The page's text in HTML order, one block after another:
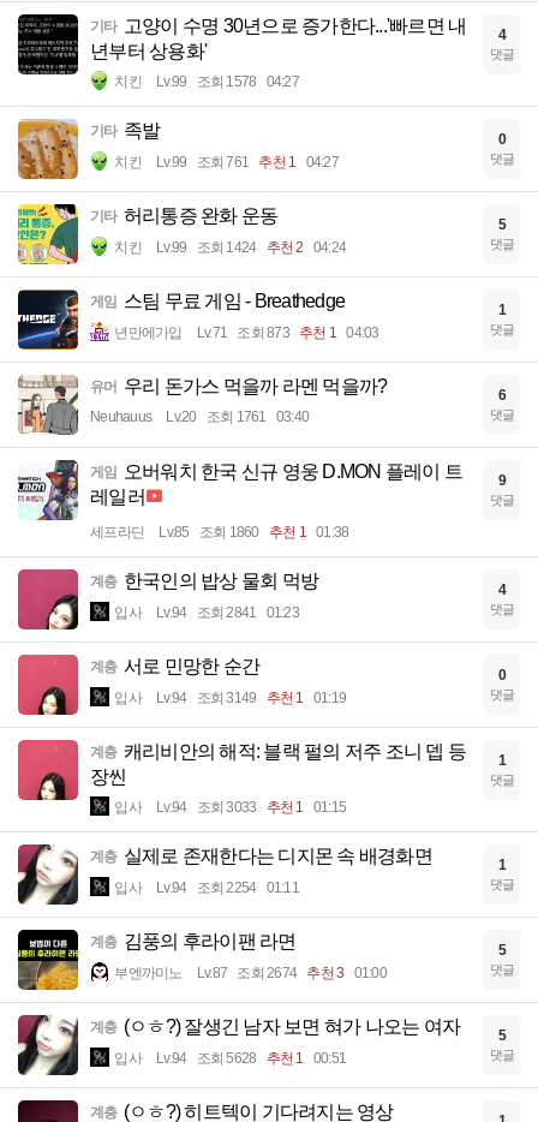
기타 고양이 수명 30년으로 증가한다...'빠르면 내
년부터 상용화'
치킨 Lv.99 조회 1578 04:27
4
댓글
기타 족발
치킨 Lv.99 조회 761 추천 1 04:27
0
댓글
기타 허리통증 완화 운동
치킨 Lv.99 조회 1424 추천 2 04:24
5
댓글
게임 스팀 무료 게임 - Breathedge
년만에가입 Lv.71 조회 873 추천 1 04:03
1
댓글
유머 우리 돈가스 먹을까 라멘 먹을까?
Neuhauus Lv.20 조회 1761 03:40
6
댓글
게임
오버워치 한국 신규 영웅 D.MON 플레이 트
레일러
세프라딘 Lv.85 조회 1860 추천 1 01:38
9
댓글
계층 한국인의 밥상 물회 먹방
입사 Lv.94 조회 2841 01:23
4
댓글
계층 서로 민망한 순간
입사 Lv.94 조회 3149 추천 1 01:19
0
댓글
계층 캐리비안의 해적: 블랙 펄의 저주 조니 뎁 등
장씬
입사 Lv.94 조회 3033 추천 1 01:15
1
댓글
계층 실제로 존재한다는 디지몬 속 배경화면
입사 Lv.94 조회 2254 01:11
1
댓글
계층 김풍의 후라이팬 라면
부엔까미노 Lv.87 조회 2674 추천 3 01:00
5
댓글
계층 (ㅇㅎ?) 잘생긴 남자 보면 혀가 나오는 여자
입사 Lv.94 조회 5628 추천 1 00:51
5
댓글
계층 (ㅇㅎ?) 히트텍이 기다려지는 영상